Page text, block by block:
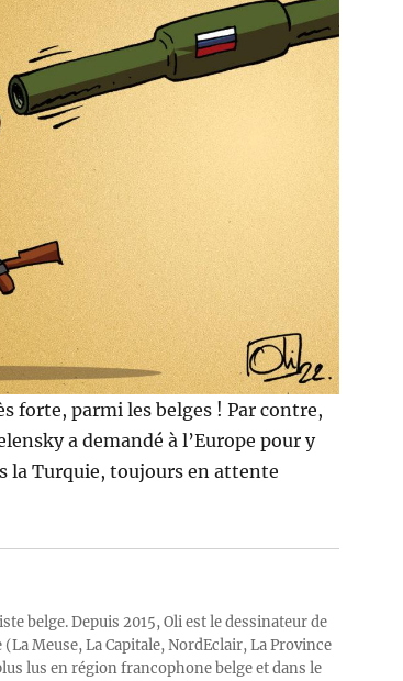
forte, parmi les belges ! Par contre,
a demandé à l’Europe pour y
la Turquie, toujours en attente
belge. Depuis 2015, Oli est le dessinateur de
Meuse, La Capitale, NordEclair, La Province
lus en région francophone belge et dans le